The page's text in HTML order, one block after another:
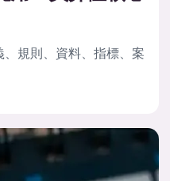
規則、資料、指標、案